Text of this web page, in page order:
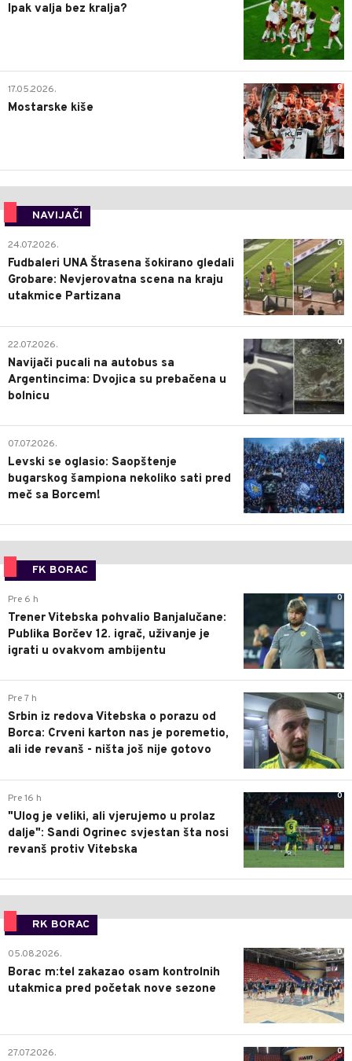
Ipak valja bez kralja?
0
17.05.2026.
Mostarske kiše
NAVIJAČI
0
24.07.2026.
Fudbaleri UNA Štrasena šokirano gledali
Grobare: Nevjerovatna scena na kraju
utakmice Partizana
0
22.07.2026.
Navijači pucali na autobus sa
Argentincima: Dvojica su prebačena u
bolnicu
1
07.07.2026.
Levski se oglasio: Saopštenje
bugarskog šampiona nekoliko sati pred
meč sa Borcem!
FK BORAC
0
Pre 6 h
Trener Vitebska pohvalio Banjalučane:
Publika Borčev 12. igrač, uživanje je
igrati u ovakvom ambijentu
0
Pre 7 h
Srbin iz redova Vitebska o porazu od
Borca: Crveni karton nas je poremetio,
ali ide revanš - ništa još nije gotovo
0
Pre 16 h
"Ulog je veliki, ali vjerujemo u prolaz
dalje": Sandi Ogrinec svjestan šta nosi
revanš protiv Vitebska
RK BORAC
0
05.08.2026.
Borac m:tel zakazao osam kontrolnih
utakmica pred početak nove sezone
0
27.07.2026.